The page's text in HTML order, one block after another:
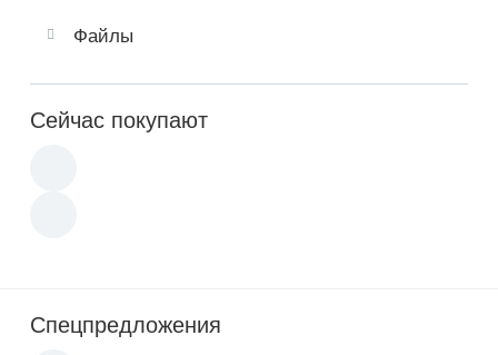
Файлы
Сейчас покупают
Спецпредложения